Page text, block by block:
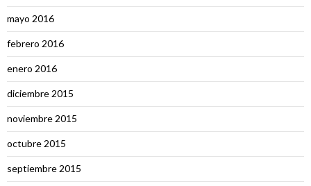
mayo 2016
febrero 2016
enero 2016
diciembre 2015
noviembre 2015
octubre 2015
septiembre 2015